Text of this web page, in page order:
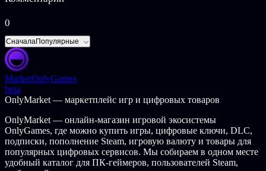
0
СначалаПопулярные
MarketOnlyGames
beta
OnlyMarket — маркетплейс игр и цифровых товаров
OnlyMarket — онлайн-магазин игровой экосистемы
OnlyGames, где можно купить игры, цифровые ключи, DLC,
подписки, пополнение Steam, игровую валюту и товары для
популярных цифровых сервисов. Мы собираем в одном месте
удобный каталог для ПК-геймеров, пользователей Steam,